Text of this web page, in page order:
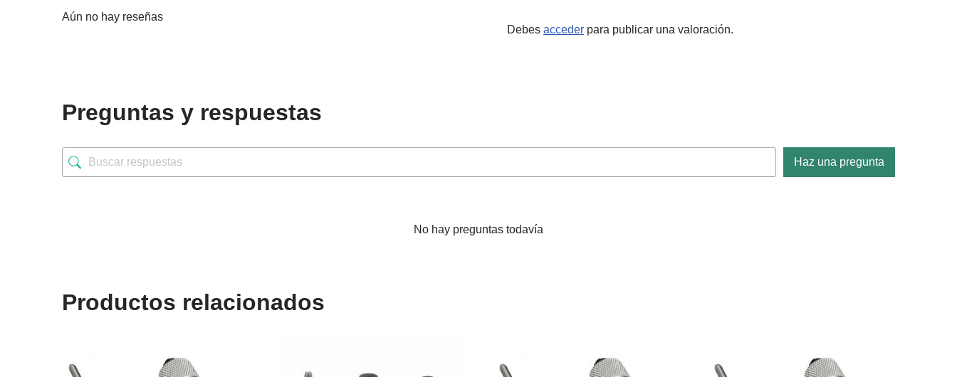
Aún no hay reseñas
Debes acceder para publicar una valoración.
Preguntas y respuestas
Haz una pregunta
No hay preguntas todavía
Productos relacionados